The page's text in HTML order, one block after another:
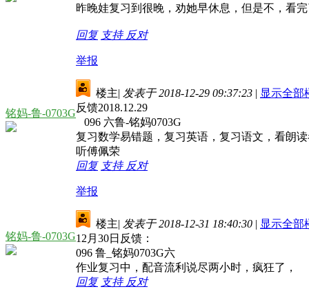
昨晚娃复习到很晚，劝她早休息，但是不，看
回复 支持 反对
举报
铭妈-鲁-0703G
楼主| 发表于 2018-12-29 09:37:23 | 显示全部
反馈2018.12.29
096 六鲁-铭妈0703G
复习数学易错题，复习英语，复习语文，看朗读
听傅佩荣
回复 支持 反对
举报
铭妈-鲁-0703G
楼主| 发表于 2018-12-31 18:40:30 | 显示全部
12月30日反馈：
096 鲁_铭妈0703G六
作业复习中，配音流利说尽两小时，疯狂了，
回复 支持 反对